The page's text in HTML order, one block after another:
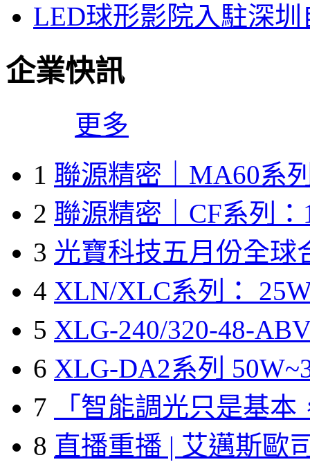
LED球形影院入駐深
企業快訊
更多
1 聯源精密｜MA60系
2 聯源精密｜CF系列：
3 光寶科技五月份全球
4 XLN/XLC系列：
5 XLG-240/320-48-
6 XLG-DA2系列
7
「智能調光只是基本
8 直播重播 | 艾邁斯歐